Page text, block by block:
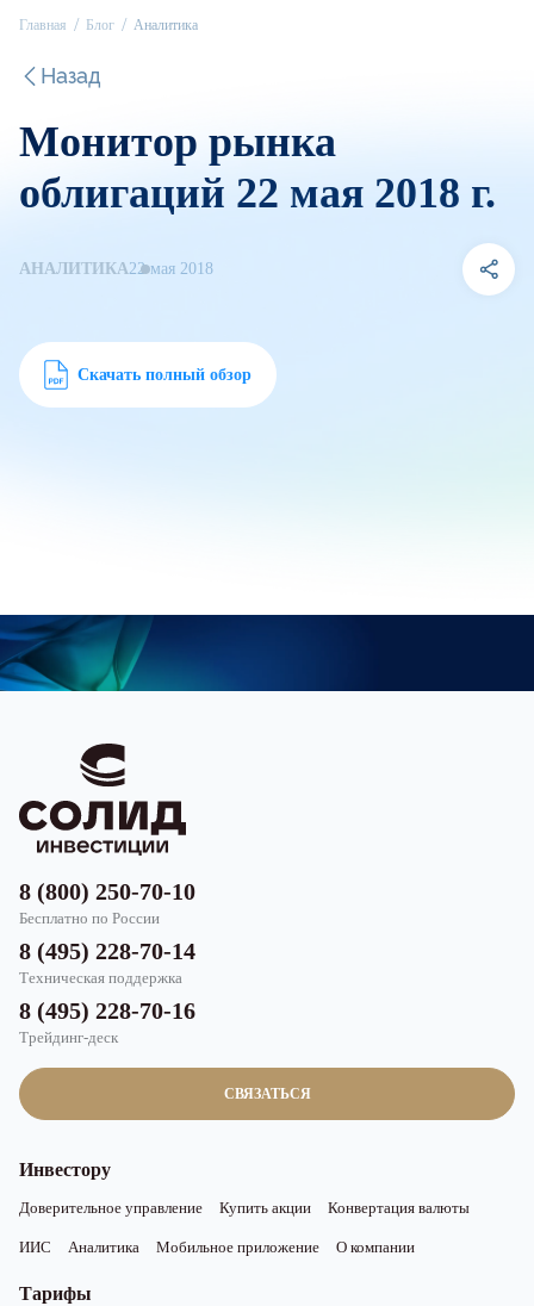
Главная Блог Аналитика
Назад
Монитор рынка
облигаций 22 мая 2018 г.
АНАЛИТИКА22 мая 2018
Скачать полный обзор
СВЯЗАТЬСЯ
8 (800) 250-70-10
Бесплатно по России
8 (495) 228-70-14
Техническая поддержка
8 (495) 228-70-16
Трейдинг-деск
Инвестору
Доверительное управление Купить акции Конвертация валюты
ИИС Аналитика Мобильное приложение О компании
Тарифы